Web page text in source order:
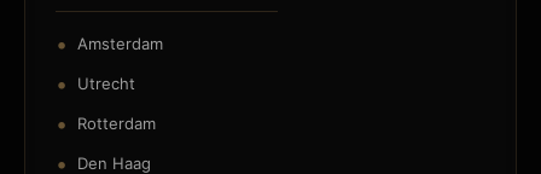
Amsterdam
Utrecht
Rotterdam
Den Haag